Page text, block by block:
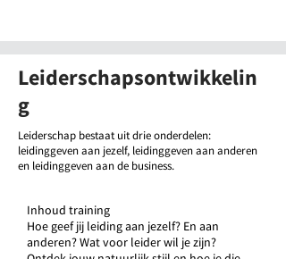
Leiderschapsontwikkelin
g
Leiderschap bestaat uit drie onderdelen:
leidinggeven aan jezelf, leidinggeven aan anderen
en leidinggeven aan de business.
Inhoud training
Hoe geef jij leiding aan jezelf? En aan
anderen? Wat voor leider wil je zijn?